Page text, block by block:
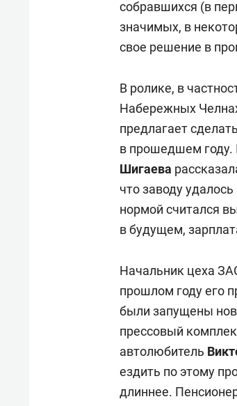
собравшихся (в
значимых, в
свое решение в
В ролике, в
Набережных
предлагает
в прошедшем
Шигаева
что заводу
нормой считался
в будущем,
Начальник цеха
прошлом году его
были запущены
прессовый
автолюбитель
ездить по этому
длиннее.